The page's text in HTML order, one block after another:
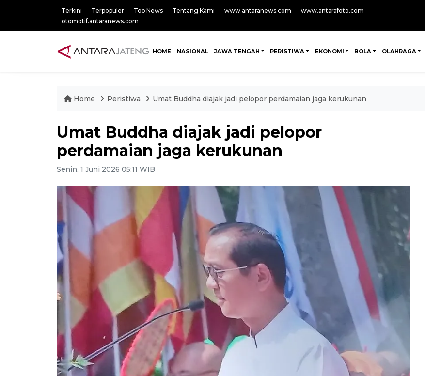
Terkini Terpopuler Top News Tentang Kami www.antaranews.com
www.antarafoto.com
otomotif.antaranews.com
HOME NASIONAL JAWA TENGAH PERISTIWA EKONOMI BOLA OLAHRAGA
Home Peristiwa Umat Buddha diajak jadi pelopor perdamaian jaga kerukunan
Umat Buddha diajak jadi pelopor
perdamaian jaga kerukunan
Senin, 1 Juni 2026 05:11 WIB